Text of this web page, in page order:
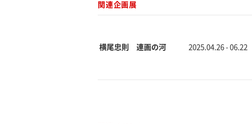
関連企画展
横尾忠則 連画の河 2025.04.26 - 06.22